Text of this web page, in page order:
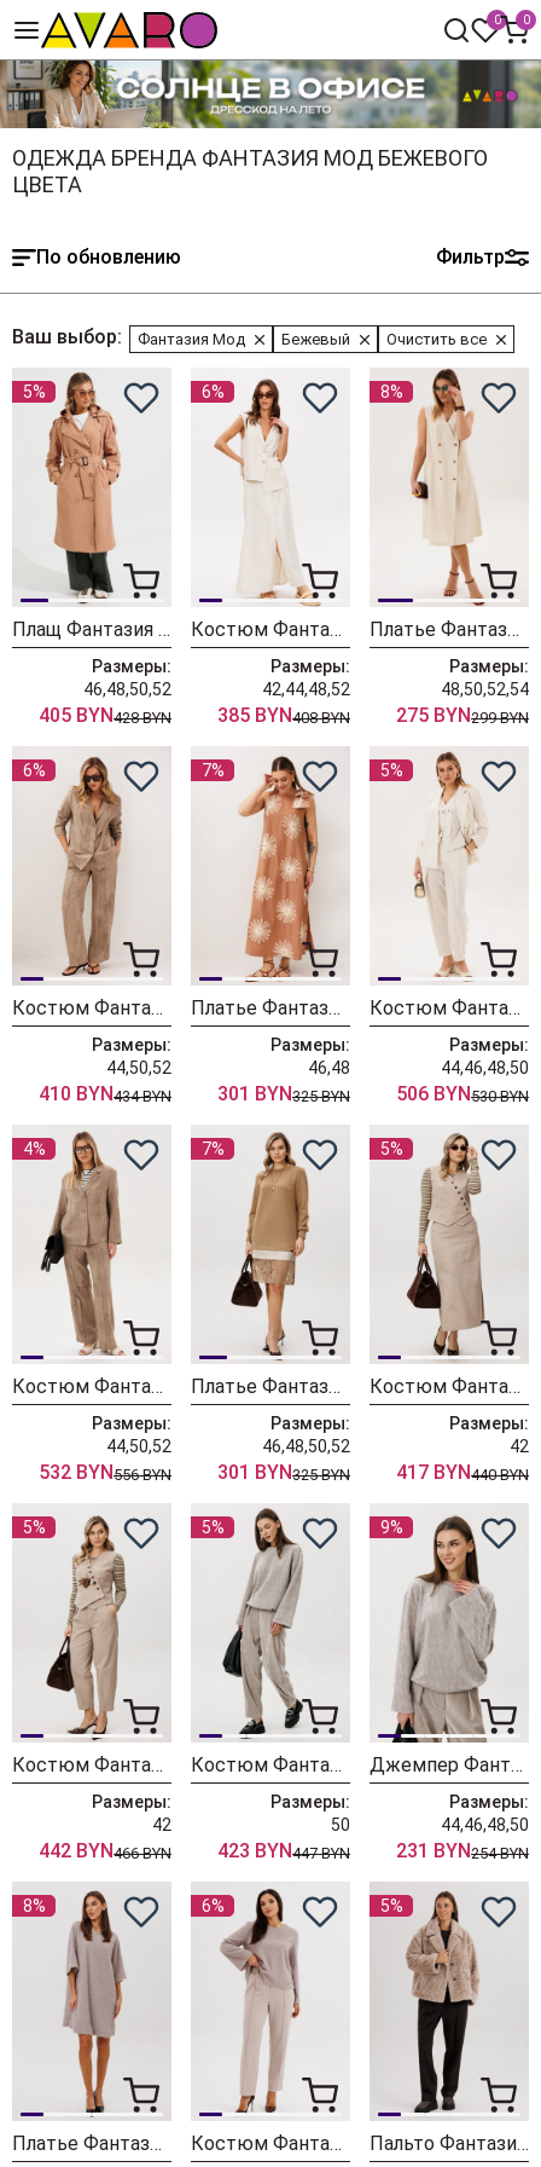
0 0
ОДЕЖДА БРЕНДА ФАНТАЗИЯ МОД БЕЖЕВОГО
ЦВЕТА
По обновлению Фильтр
Ваш выбор: Фантазия Мод Бежевый Очистить все
5%
Плащ Фантазия Мод 4735-1
Размеры:
46,48,50,52
405 BYN428 BYN
6%
Костюм Фантазия Мод 4820/2 беж
Размеры:
42,44,48,52
385 BYN408 BYN
8%
Платье Фантазия Мод 5147-1
Размеры:
48,50,52,54
275 BYN299 BYN
6%
Костюм Фантазия Мод 5500 беж
Размеры:
44,50,52
410 BYN434 BYN
7%
Платье Фантазия Мод 5486
Размеры:
46,48
301 BYN325 BYN
5%
Костюм Фантазия Мод 5422
Размеры:
44,46,48,50
506 BYN530 BYN
4%
Костюм Фантазия Мод 5316 бежевый
Размеры:
44,50,52
532 BYN556 BYN
7%
Платье Фантазия Мод 5380
Размеры:
46,48,50,52
301 BYN325 BYN
5%
Костюм Фантазия Мод 5402
Размеры:
42
417 BYN440 BYN
5%
Костюм Фантазия Мод 5401
Размеры:
42
442 BYN466 BYN
5%
Костюм Фантазия Мод 5356 беж
Размеры:
50
423 BYN447 BYN
9%
Джемпер Фантазия Мод 5356-1 беж
Размеры:
44,46,48,50
231 BYN254 BYN
8%
Платье Фантазия Мод 5350
6%
Костюм Фантазия Мод 5258
5%
Пальто Фантазия Мод 5281